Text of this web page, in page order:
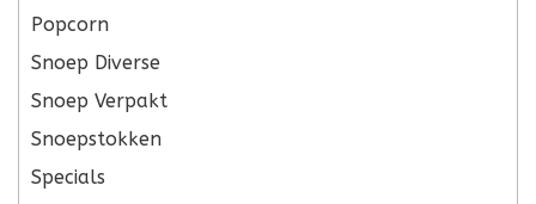
Popcorn
Snoep Diverse
Snoep Verpakt
Snoepstokken
Specials